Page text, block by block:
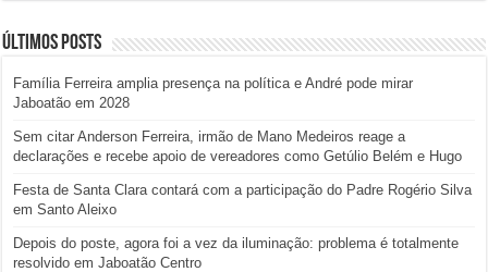
Últimos posts
Família Ferreira amplia presença na política e André pode mirar
Jaboatão em 2028
Sem citar Anderson Ferreira, irmão de Mano Medeiros reage a
declarações e recebe apoio de vereadores como Getúlio Belém e Hugo
Festa de Santa Clara contará com a participação do Padre Rogério Silva
em Santo Aleixo
Depois do poste, agora foi a vez da iluminação: problema é totalmente
resolvido em Jaboatão Centro